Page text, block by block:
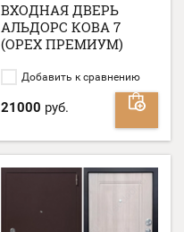
ВХОДНАЯ ДВЕРЬ
АЛЬДОРС КОВА 7
(ОРЕХ ПРЕМИУМ)
Добавить к сравнению
21000 руб.